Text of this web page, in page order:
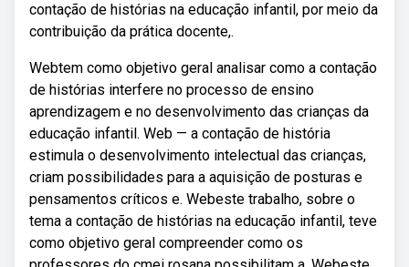
contação de histórias na educação infantil, por meio da
contribuição da prática docente,.
Webtem como objetivo geral analisar como a contação
de histórias interfere no processo de ensino
aprendizagem e no desenvolvimento das crianças da
educação infantil. Web — a contação de história
estimula o desenvolvimento intelectual das crianças,
criam possibilidades para a aquisição de posturas e
pensamentos críticos e. Webeste trabalho, sobre o
tema a contação de histórias na educação infantil, teve
como objetivo geral compreender como os